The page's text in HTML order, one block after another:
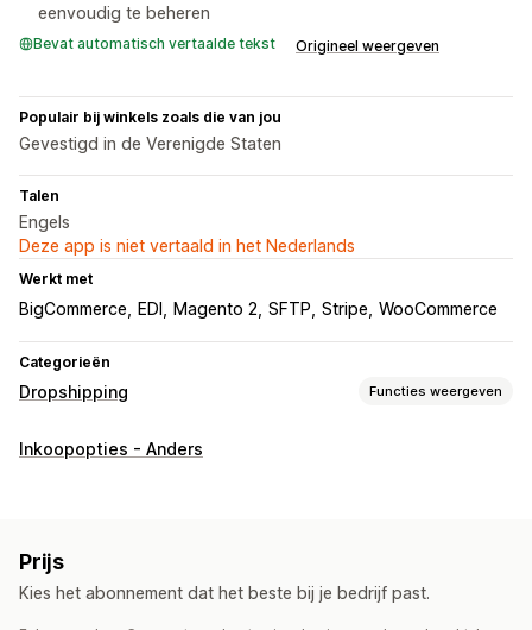
eenvoudig te beheren
Bevat automatisch vertaalde tekst Origineel weergeven
Populair bij winkels zoals die van jou
Gevestigd in de Verenigde Staten
Talen
Engels
Deze app is niet vertaald in het Nederlands
Werkt met
BigCommerce EDI Magento 2 SFTP Stripe WooCommerce
Categorieën
Dropshipping Functies weergeven
Producten die je kunt verkopen
Australië
Inkoopopties - Anders
Prijs
Kies het abonnement dat het beste bij je bedrijf past.